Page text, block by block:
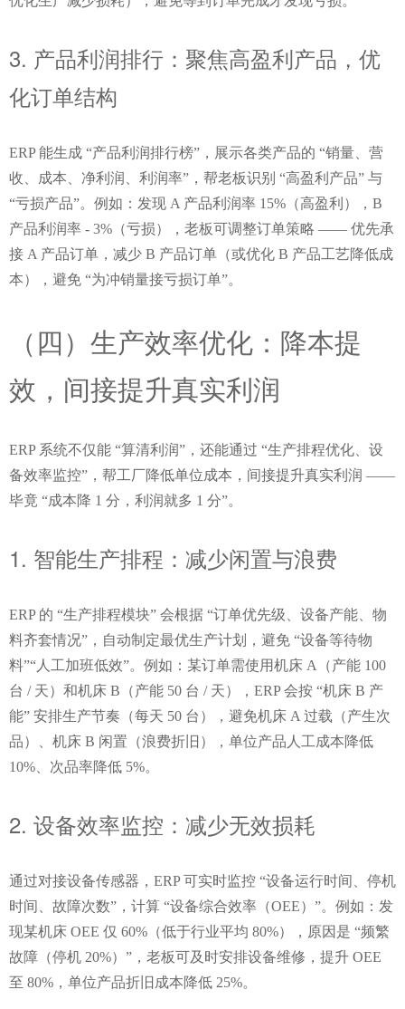
3. 产品利润排行：聚焦高盈利产品，优
化订单结构
ERP 能生成 “产品利润排行榜”，展示各类产品的 “销量、营
收、成本、净利润、利润率”，帮老板识别 “高盈利产品” 与
“亏损产品”。例如：发现 A 产品利润率 15%（高盈利），B
产品利润率 - 3%（亏损），老板可调整订单策略 —— 优先承
接 A 产品订单，减少 B 产品订单（或优化 B 产品工艺降低成
本），避免 “为冲销量接亏损订单”。
（四）生产效率优化：降本提
效，间接提升真实利润
ERP 系统不仅能 “算清利润”，还能通过 “生产排程优化、设
备效率监控”，帮工厂降低单位成本，间接提升真实利润 ——
毕竟 “成本降 1 分，利润就多 1 分”。
1. 智能生产排程：减少闲置与浪费
ERP 的 “生产排程模块” 会根据 “订单优先级、设备产能、物
料齐套情况”，自动制定最优生产计划，避免 “设备等待物
料”“人工加班低效”。例如：某订单需使用机床 A（产能 100
台 / 天）和机床 B（产能 50 台 / 天），ERP 会按 “机床 B 产
能” 安排生产节奏（每天 50 台），避免机床 A 过载（产生次
品）、机床 B 闲置（浪费折旧），单位产品人工成本降低
10%、次品率降低 5%。
2. 设备效率监控：减少无效损耗
通过对接设备传感器，ERP 可实时监控 “设备运行时间、停机
时间、故障次数”，计算 “设备综合效率（OEE）”。例如：发
现某机床 OEE 仅 60%（低于行业平均 80%），原因是 “频繁
故障（停机 20%）”，老板可及时安排设备维修，提升 OEE
至 80%，单位产品折旧成本降低 25%。